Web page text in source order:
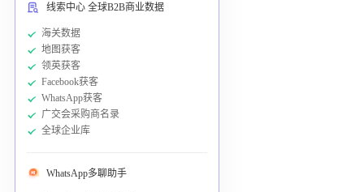
线索中心 全球B2B商业数据
海关数据
地图获客
领英获客
Facebook获客
WhatsApp获客
广交会采购商名录
全球企业库
WhatsApp多聊助手